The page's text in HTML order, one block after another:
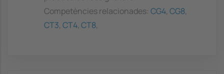
Competències relacionades: CG4, CG8,
CT3, CT4, CT8,